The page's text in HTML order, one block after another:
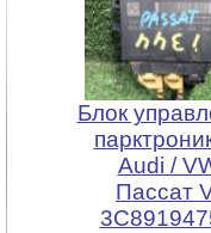
Блок
Audi /
Пассат